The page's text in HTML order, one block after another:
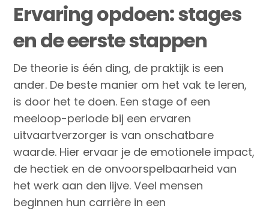
Ervaring opdoen: stages
en de eerste stappen
De theorie is één ding, de praktijk is een
ander. De beste manier om het vak te leren,
is door het te doen. Een stage of een
meeloop-periode bij een ervaren
uitvaartverzorger is van onschatbare
waarde. Hier ervaar je de emotionele impact,
de hectiek en de onvoorspelbaarheid van
het werk aan den lijve. Veel mensen
beginnen hun carrière in een